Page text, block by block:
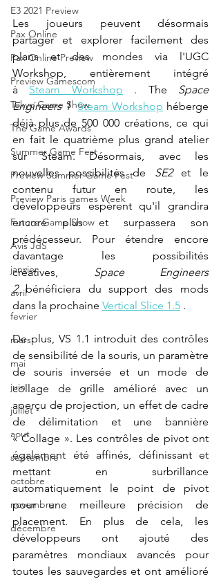
E3 2021 Preview
Pax Online
Pax Online Preview
Preview Gamescom
Tokyo Game Show
The Game Awards
Summer Game Fest
Preview Summer Game Fest
Preview Paris games Week
Future Game Show
Avis JdS
janvier
avril
fevrier
mars
mai
juin
juillet
aout
septembre
octobre
novembre
décembre
Les joueurs peuvent désormais
partager et explorer facilement des
plans et des mondes via l'UGC
Workshop, entièrement intégré
à
Steam Workshop . The
Space
Engineers 1 Steam Workshop héberge
déjà plus de 500 000 créations, ce qui
en fait le quatrième plus grand atelier
sur Steam. Désormais, avec les
nouvelles possibilités de
SE2
et le
contenu futur en route, les
développeurs espèrent qu'il grandira
encore plus et surpassera son
prédécesseur. Pour étendre encore
davantage les possibilités
créatives,
Space Engineers
2 bénéficiera du support des mods
dans la prochaine Vertical Slice 1.5 .
De plus, VS 1.1 introduit des contrôles
de sensibilité de la souris, un paramètre
de souris inversée et un mode de
collage de grille amélioré avec un
aperçu de projection, un effet de cadre
de délimitation et une bannière
« Collage ». Les contrôles de pivot ont
également été affinés, définissant et
mettant en surbrillance
automatiquement le point de pivot
pour une meilleure précision de
placement. En plus de cela, les
développeurs ont ajouté des
paramètres mondiaux avancés pour
toutes les sauvegardes et ont amélioré